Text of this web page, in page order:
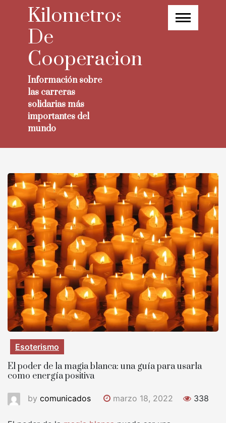
content
Kilometros
De
Cooperacion
Información sobre
las carreras
solidarias más
importantes del
mundo
Esoterismo
El poder de la magia blanca: una guía para usarla
como energía positiva
by comunicados marzo 18, 2022 338